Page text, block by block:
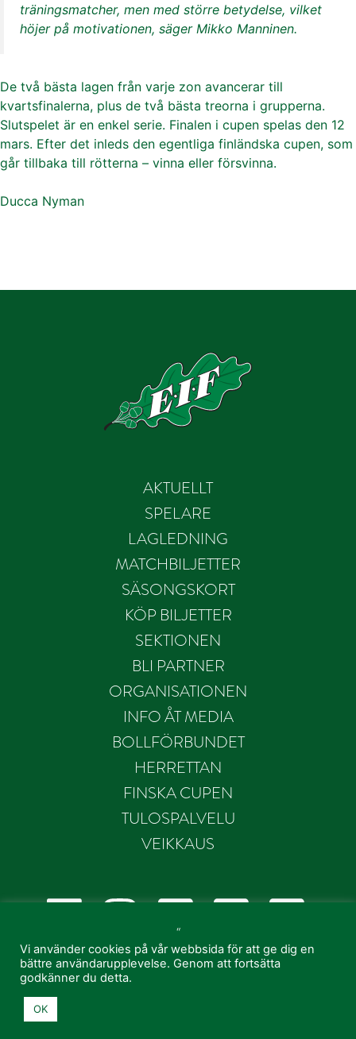
träningsmatcher, men med större betydelse, vilket
höjer på motivationen, säger Mikko Manninen.
De två bästa lagen från varje zon avancerar till
kvartsfinalerna, plus de två bästa treorna i grupperna.
Slutspelet är en enkel serie. Finalen i cupen spelas den 12
mars. Efter det inleds den egentliga finländska cupen, som
går tillbaka till rötterna – vinna eller försvinna.
Ducca Nyman
AKTUELLT
SPELARE
LAGLEDNING
MATCHBILJETTER
SÄSONGSKORT
KÖP BILJETTER
SEKTIONEN
BLI PARTNER
ORGANISATIONEN
INFO ÅT MEDIA
BOLLFÖRBUNDET
HERRETTAN
FINSKA CUPEN
TULOSPALVELU
VEIKKAUS
© 2021 EIF Fotboll - Created by
“
Vi använder cookies på vår webbsida för att ge dig en
bättre användarupplevelse. Genom att fortsätta
godkänner du detta.
OK